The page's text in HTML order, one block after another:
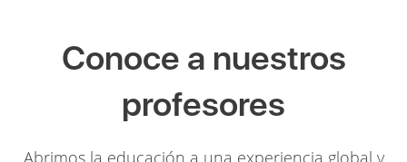
Conoce a nuestros
profesores